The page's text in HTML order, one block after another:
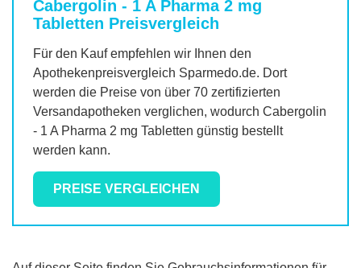
Cabergolin - 1 A Pharma 2 mg
Tabletten Preisvergleich
Für den Kauf empfehlen wir Ihnen den
Apothekenpreisvergleich Sparmedo.de. Dort
werden die Preise von über 70 zertifizierten
Versandapotheken verglichen, wodurch Cabergolin
- 1 A Pharma 2 mg Tabletten günstig bestellt
werden kann.
PREISE VERGLEICHEN